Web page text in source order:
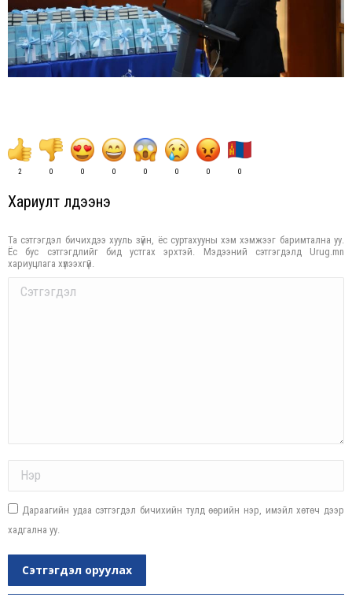
2 0 0 0 0 0 0 0
Хариулт үлдээнэ үү
Та сэтгэгдэл бичихдээ хууль зүйн, ёс суртахууны хэм хэмжээг баримтална уу.
Ёс бус сэтгэгдлийг бид устгах эрхтэй. Мэдээний сэтгэгдэлд Urug.mn
хариуцлага хүлээхгүй.
Comment
Дараагийн удаа сэтгэгдэл бичихийн тулд өөрийн нэр, имэйл хөтөч дээр
хадгална уу.
Сэтгэгдэл оруулах